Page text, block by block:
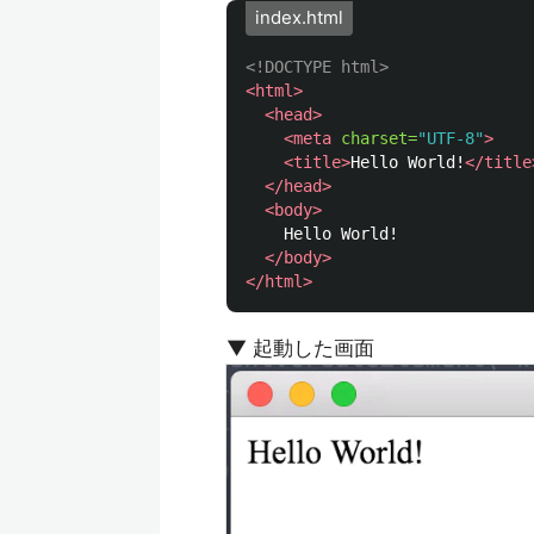
index.html
<!DOCTYPE html>
<html>
<head>
<meta charset="UTF-8">
<title>Hello World!</
</head>
<body>
    Hello World!
</body>
</html>
▼ 起動した画面